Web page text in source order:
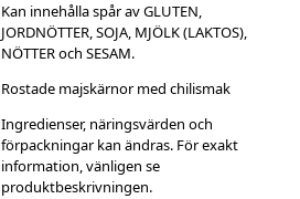
Kan innehålla spår av GLUTEN,
JORDNÖTTER, SOJA, MJÖLK (LAKTOS),
NÖTTER och SESAM.
Rostade majskärnor med chilismak
Ingredienser, näringsvärden och
förpackningar kan ändras. För exakt
information, vänligen se
produktbeskrivningen.